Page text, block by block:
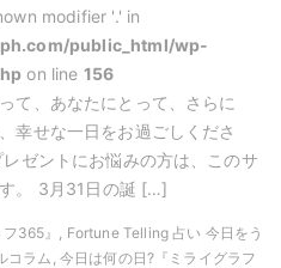
modifier '.' in
public_html/wp-
on line 156
て、あなたにとって、さらに
幸せな一日をお過ごしくださ
ゼントにお悩みの方は、このサ
。 3月31日の誕 […]
365』, Fortune Telling 占い 今日をう
コラム, 今日は何の日?『ミライグラフ